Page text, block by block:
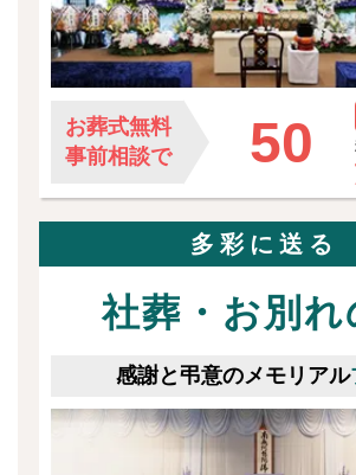
お葬式無料
事前相談で
50
多彩に送る
社葬・お別れ
感謝と弔意のメモリアル